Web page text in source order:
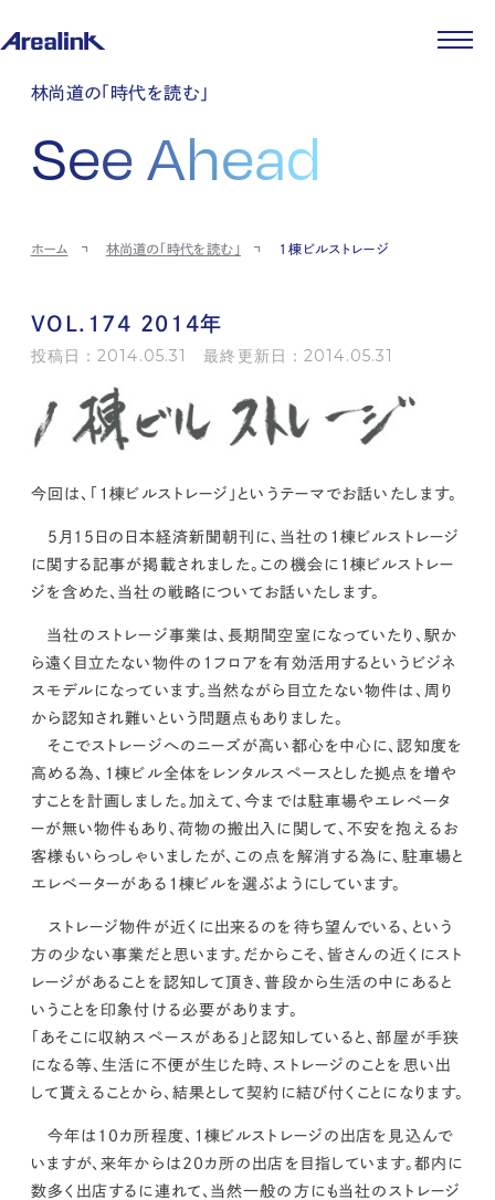
企業情報
企業理念
会社概要
コーポレートガバナンス
ストレージ事業
パートナー制度
土地権利整備事業
IR情報
IRカレンダー
IRポリシー
ストレージ室数実績
個人投資家の皆様へ
よくある質問・用語集
IRメール登録
ニュース
商品情報
先輩社員インタビュー
中途採用
kur
土地活用
エリアリンクグループ ジャパントランクル
カスタマーハラスメントポリ
シー
プライバシーポリシー
情報セキュリティ・DX方針及び戦略 サイトマップ
林尚道の「時代を読む」
See Ahead
ホーム 林尚道の「時代を読む」 1棟ビルストレージ
VOL.174 2014年
投稿日：2014.05.31 最終更新日：2014.05.31
今回は、「１棟ビルストレージ」というテーマでお話いたします。
5月15日の日本経済新聞朝刊に、当社の１棟ビルストレージ
に関する記事が掲載されました。この機会に１棟ビルストレー
ジを含めた、当社の戦略についてお話いたします。
当社のストレージ事業は、長期間空室になっていたり、駅か
ら遠く目立たない物件の１フロアを有効活用するというビジネ
スモデルになっています。当然ながら目立たない物件は、周り
から認知され難いという問題点もありました。
そこでストレージへのニーズが高い都心を中心に、認知度を
高める為、１棟ビル全体をレンタルスペースとした拠点を増や
すことを計画しました。 加えて、今までは駐車場やエレベータ
ーが無い物件もあり、荷物の搬出入に関して、不安を抱えるお
客様もいらっしゃいましたが、この点を解消する為に、 駐車場と
エレベーターがある１棟ビルを選ぶようにしています。
ストレージ物件が近くに出来るのを待ち望んでいる、という
方の少ない事業だと思います。だからこそ、皆さんの近くにスト
レージがあることを認知して頂き、普段から生活の中にあると
いうことを印象付ける 必要があります。
「あそこに収納スペースがある」と認知していると、部屋が手狭
になる等、生活に不便が生じた時、ストレージのことを思い出
して貰えることから、結果として契約に結び付くことになります。
今年は10カ所程度、１棟ビルストレージの出店を見込んで
いますが、来年からは20カ所の出店を目指しています。都内に
数多く出店するに連れて、当然一般の方にも当社のストレージ